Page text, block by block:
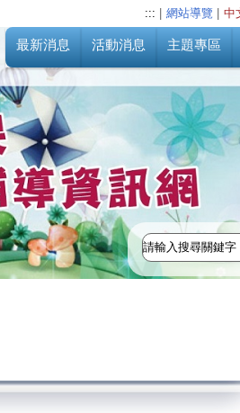
::: 網站導覽 中
最新消息 活動消息 主題專區